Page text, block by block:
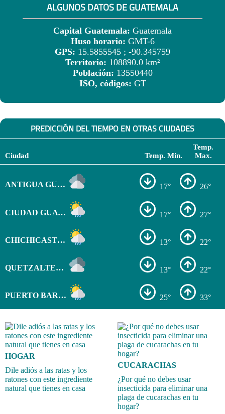
ALGUNOS DATOS DE GUATEMALA
Capital Guatemala: Guatemala
Huso horario: GMT-6
GPS: 15.5855545 ; -90.345759
Territorio: 108890.0 km²
Población: 13550440
ISO, códigos: GT
PREDICCIÓN DEL TIEMPO EN OTRAS CIUDADES
Ciudad Temp. Min.
Temp.
Max.
ANTIGUA GUATEMALA 17° 26°
CIUDAD GUATEMALA 17° 27°
CHICHICASTENANGO 13° 22°
QUETZALTENANGO 13° 22°
PUERTO BARRIOS 25° 33°
HOGAR
Dile adiós a las ratas y los
ratones con este ingrediente
natural que tienes en casa
CUCARACHAS
¿Por qué no debes usar
insecticida para eliminar una
plaga de cucarachas en tu
hogar?